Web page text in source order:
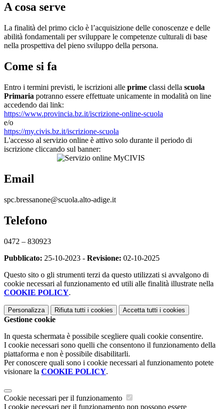
A cosa serve
La finalità del primo ciclo è l’acquisizione delle conoscenze e delle
abilità fondamentali per sviluppare le competenze culturali di base
nella prospettiva del pieno sviluppo della persona.
Come si fa
Entro i termini previsti, le iscrizioni alle prime classi della scuola
Primaria potranno essere effettuate unicamente in modalità on line
accedendo dai link:
https://www.provincia.bz.it/iscrizione-online-scuola
e/o
https://my.civis.bz.it/iscrizione-scuola
L'accesso al servizio online è attivo solo durante il periodo di
iscrizione cliccando sul banner:
Email
spc.bressanone@scuola.alto-adige.it
Telefono
0472 – 830923
Pubblicato: 25-10-2023 - Revisione: 02-10-2025
Questo sito o gli strumenti terzi da questo utilizzati si avvalgono di
cookie necessari al funzionamento ed utili alle finalità illustrate nella
COOKIE POLICY.
Personalizza Rifiuta tutti i cookies Accetta tutti i cookies
Gestione cookie
In questa schermata è possibile scegliere quali cookie consentire.
I cookie necessari sono quelli che consentono il funzionamento della
piattaforma e non è possibile disabilitarli.
Per conoscere quali sono i cookie necessari al funzionamento potete
visionare la COOKIE POLICY.
Cookie necessari per il funzionamento
I cookie necessari per il funzionamento non possono essere